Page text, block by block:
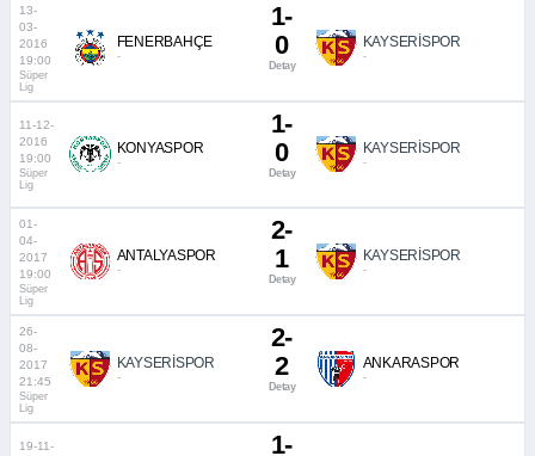
13-
03-
2016
19:00
Süper
Lig
FENERBAHÇE
-
1-
0
Detay
KAYSERİSPOR
-
11-12-
2016
19:00
Süper
Lig
KONYASPOR
-
1-
0
Detay
KAYSERİSPOR
-
01-
04-
2017
19:00
Süper
Lig
ANTALYASPOR
-
2-
1
Detay
KAYSERİSPOR
-
26-
08-
2017
21:45
Süper
Lig
KAYSERİSPOR
-
2-
2
Detay
ANKARASPOR
-
19-11-
1-